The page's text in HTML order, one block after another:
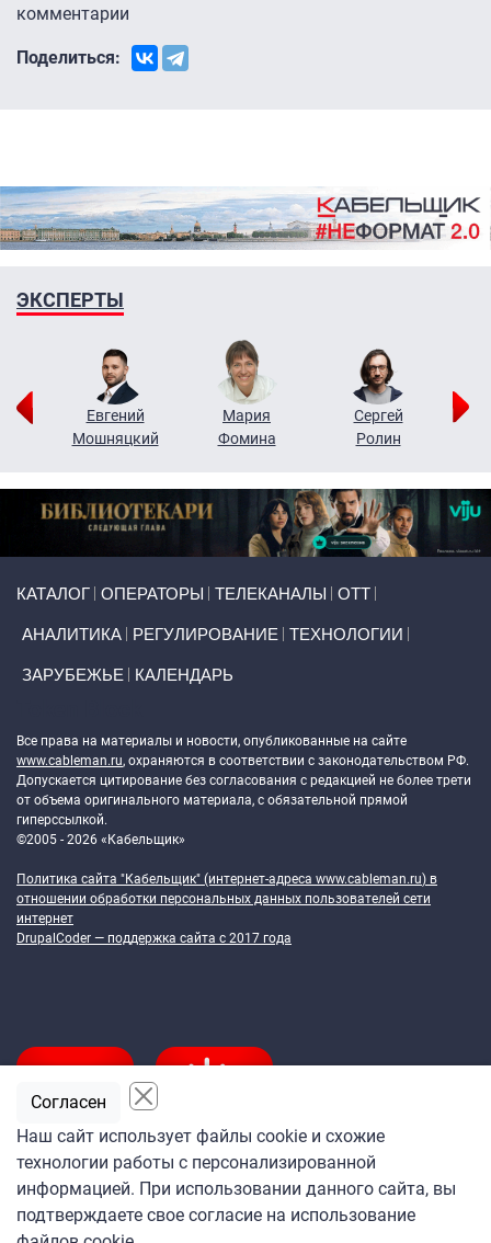
комментарии
Поделиться:
ЭКСПЕРТЫ
Евгений
Мошняцкий
Мария
Фомина
Сергей
Ролин
КАТАЛОГ ОПЕРАТОРЫ ТЕЛЕКАНАЛЫ ОТТ
АНАЛИТИКА РЕГУЛИРОВАНИЕ ТЕХНОЛОГИИ
ЗАРУБЕЖЬЕ КАЛЕНДАРЬ
Все права на материалы и новости, опубликованные на сайте
www.cableman.ru, охраняются в соответствии с законодательством РФ.
Допускается цитирование без согласования с редакцией не более трети
от объема оригинального материала, с обязательной прямой
гиперссылкой.
©2005 - 2026 «Кабельщик»
Политика сайта "Кабельщик" (интернет-адреса www.cableman.ru) в
отношении обработки персональных данных пользователей сети
интернет
DrupalCoder — поддержка сайта c 2017 года
Подпишитесь
на ежедневную рассылку
«Кабельщика»
Наш сайт использует файлы cookie и схожие
технологии работы с персонализированной
информацией. При использовании данного сайта, вы
подтверждаете свое согласие на использование
Согласен